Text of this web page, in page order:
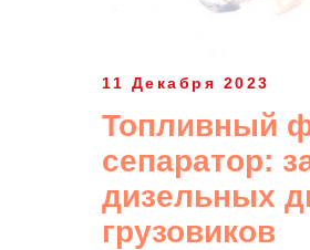
11 Декабря 2023
Топливный
сепаратор:
дизельных
грузовиков